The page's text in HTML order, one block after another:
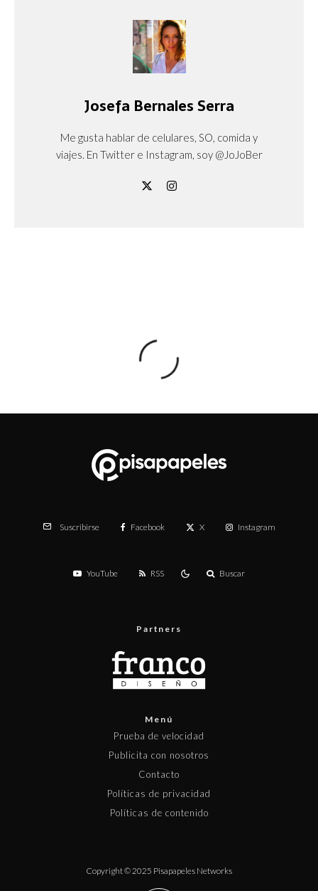
Josefa Bernales Serra
Me gusta hablar de celulares, SO, comida y
viajes. En Twitter e Instagram, soy @JoJoBer
Suscribirse Facebook X Instagram
YouTube RSS Buscar
Partners
Menú
Prueba de velocidad
Publicita con nosotros
Contacto
Políticas de privacidad
Políticas de contenido
Copyright © 2025 Pisapapeles Networks